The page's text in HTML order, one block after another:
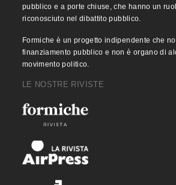
pubblico e a porte chiuse, che hanno un
riconosciuto nel dibattito pubblico.
Formiche è un progetto indipendente che
finanziamento pubblico e non è organo di
movimento politico.
LE NOSTRE RIVISTE